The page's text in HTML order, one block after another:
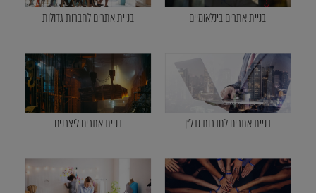
בניית אתרים בינלאומיים בניית אתרים לחברות גדולות
בניית אתרים לחברות נדל"ן בניית אתרים ליצרנים